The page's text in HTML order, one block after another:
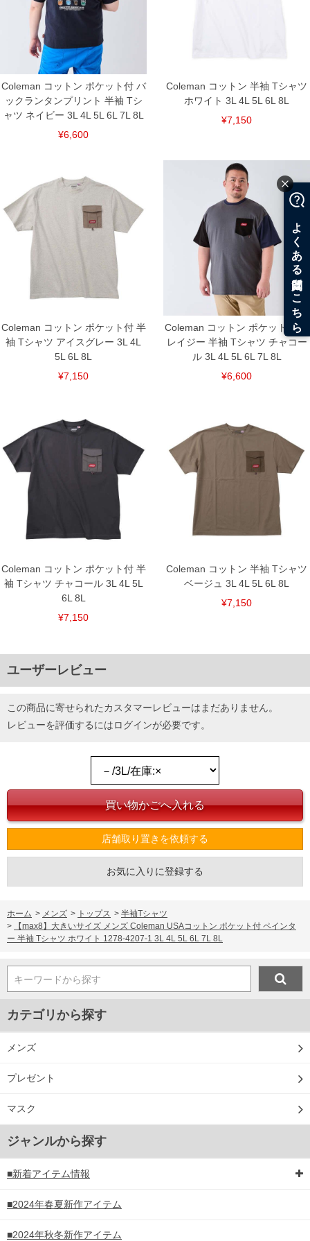
DETAIL
Coleman コットン ポケット付 バ
ックランタンプリント 半袖 Tシ
ャツ ネイビー 3L 4L 5L 6L 7L 8L
¥6,600
Coleman コットン 半袖 Tシャツ
ホワイト 3L 4L 5L 6L 8L
¥7,150
Coleman コットン ポケット付 半
袖 Tシャツ アイスグレー 3L 4L
5L 6L 8L
¥7,150
Coleman コットン ポケット付 ク
レイジー 半袖 Tシャツ チャコー
ル 3L 4L 5L 6L 7L 8L
¥6,600
Coleman コットン ポケット付 半
袖 Tシャツ チャコール 3L 4L 5L
6L 8L
¥7,150
Coleman コットン 半袖 Tシャツ
ベージュ 3L 4L 5L 6L 8L
¥7,150
ユーザーレビュー
この商品に寄せられたカスタマーレビューはまだありません。
レビューを評価するにはログインが必要です。
店舗取り置きを依頼する
お気に入りに登録する
ホーム > メンズ > トップス > 半袖Tシャツ
>
【max8】大きいサイズ メンズ Coleman USAコットン ポケット付 ペインタ
ー 半袖 Tシャツ ホワイト 1278-4207-1 3L 4L 5L 6L 7L 8L
キーワードから探す
カテゴリから探す
メンズ
プレゼント
マスク
ジャンルから探す
■新着アイテム情報
■2024年春夏新作アイテム
■2024年秋冬新作アイテム